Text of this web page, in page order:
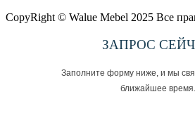
CopyRight © Walue Mebel 2025 Все
ЗАПРОС
Заполните форму ниже, и мы
ближайшее время.